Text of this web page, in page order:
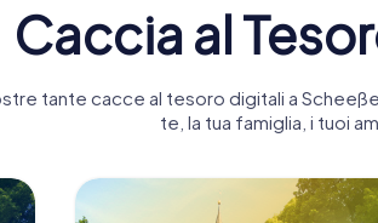
Caccia al
tante cacce al tesoro digitali a
te, la tua famiglia, i tuoi